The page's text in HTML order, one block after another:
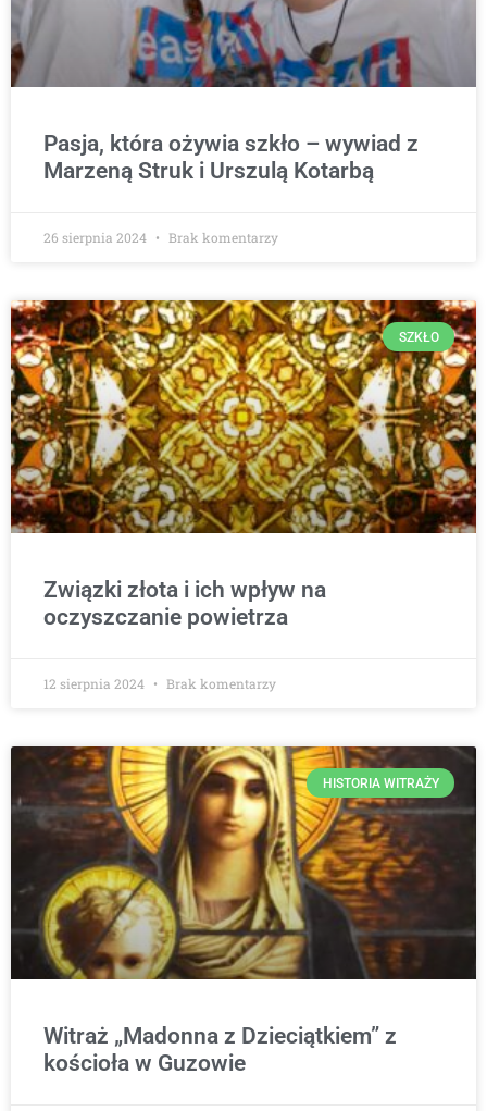
Pasja, która ożywia szkło – wywiad z
Marzeną Struk i Urszulą Kotarbą
26 sierpnia 2024 Brak komentarzy
SZKŁO
Związki złota i ich wpływ na
oczyszczanie powietrza
12 sierpnia 2024 Brak komentarzy
HISTORIA WITRAŻY
Witraż „Madonna z Dzieciątkiem” z
kościoła w Guzowie